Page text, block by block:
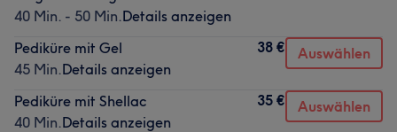
40 Min. - 50 Min.Details anzeigen
Pediküre mit Gel
45 Min.Details anzeigen
38 € Auswählen
Pediküre mit Shellac
40 Min.Details anzeigen
35 € Auswählen